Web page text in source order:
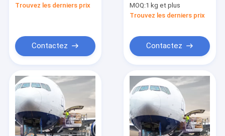
Transporteur maritime
expéditeur de fret aérien
Expédition de marchandises de porte en porte
Services de messagerie express
DDP expédition de la Chine
porte à porte
Trouvez les derniers prix
Contactez
MOQ:1 kg et plus
Trouvez les derniers prix
Contactez